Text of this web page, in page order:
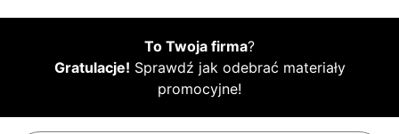
To Twoja firma?
Gratulacje! Sprawdź jak odebrać materiały
promocyjne!